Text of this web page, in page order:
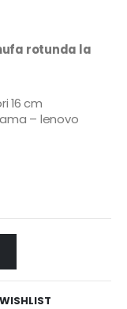
rotunda la
16 cm
– lenovo